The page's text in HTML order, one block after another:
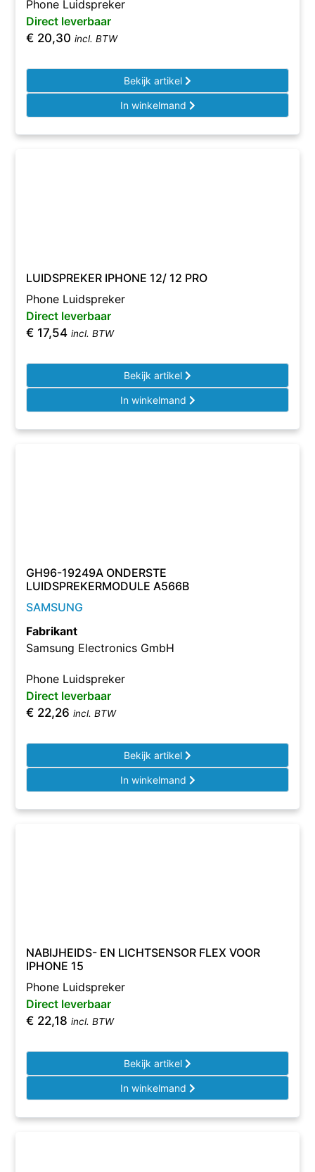
Phone Luidspreker
Direct leverbaar
€ 20,30 incl. BTW
Bekijk artikel
In winkelmand
LUIDSPREKER IPHONE 12/ 12 PRO
Phone Luidspreker
Direct leverbaar
€ 17,54 incl. BTW
Bekijk artikel
In winkelmand
GH96-19249A ONDERSTE
LUIDSPREKERMODULE A566B
SAMSUNG
Fabrikant
Samsung Electronics GmbH
Phone Luidspreker
Direct leverbaar
€ 22,26 incl. BTW
Bekijk artikel
In winkelmand
NABIJHEIDS- EN LICHTSENSOR FLEX VOOR
IPHONE 15
Phone Luidspreker
Direct leverbaar
€ 22,18 incl. BTW
Bekijk artikel
In winkelmand